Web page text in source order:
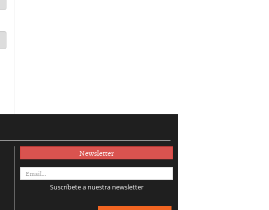
Newsletter
Suscríbete a nuestra newsletter